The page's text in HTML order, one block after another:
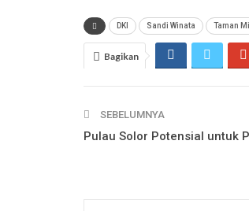
DKI Sandi Winata Taman
Bagikan
SEBELUMNYA
Pulau Solor Potensial untuk